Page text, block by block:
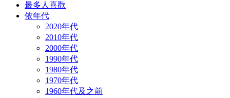
最多人喜歡
依年代
2020年代
2010年代
2000年代
1990年代
1980年代
1970年代
1960年代及之前